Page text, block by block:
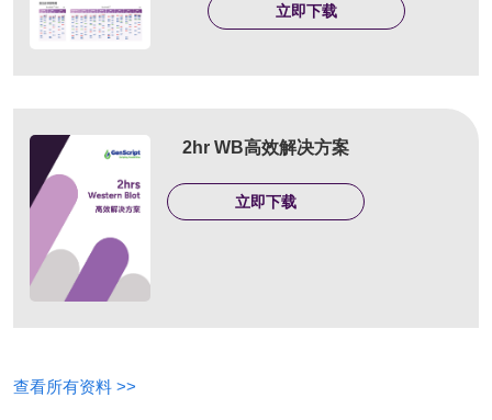
立即下载
2hr WB高效解决方案
立即下载
查看所有资料 >>